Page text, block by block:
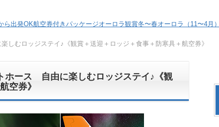
ら出発OK航空券付きパッケージオーロラ観賞冬〜春オーロラ（11〜4月）
むロッジステイ♪《観賞＋送迎＋ロッジ＋食事＋防寒具＋航空券》
ホース 自由に楽しむロッジステイ♪《観
空券》